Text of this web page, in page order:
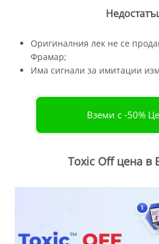
Оригиналния лек не се
Фрамар;
Има сигнали за имитации
Вземи с -50%
Toxic Off цена в